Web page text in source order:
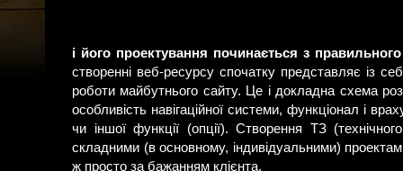
і його проектування починається з
створенні веб-ресурсу спочатку представляє із
роботи майбутнього сайту. Це і докладна схема
особливість навігаційної системи, функціонал і
чи іншої функції (опції). Створення ТЗ
складними (в основному, індивідуальними)
ж просто за бажанням клієнта.